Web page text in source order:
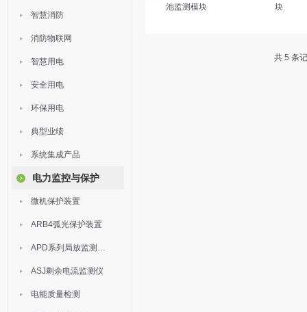
智慧消防
消防物联网
智慧用电
安全用电
环保用电
典型业绩
系统集成产品
电力监控与保护
微机保护装置
ARB4弧光保护装置
APD系列局放监测装置
ASJ剩余电流监测仪
电能质量检测
块
共 5 条